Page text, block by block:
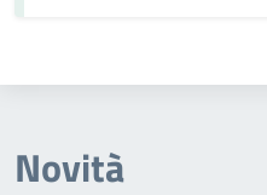
Novità